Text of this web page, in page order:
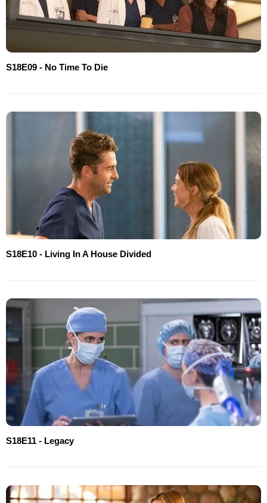
S18E09 - No Time To Die
S18E10 - Living In A House Divided
S18E11 - Legacy